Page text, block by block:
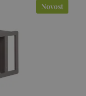
Novost